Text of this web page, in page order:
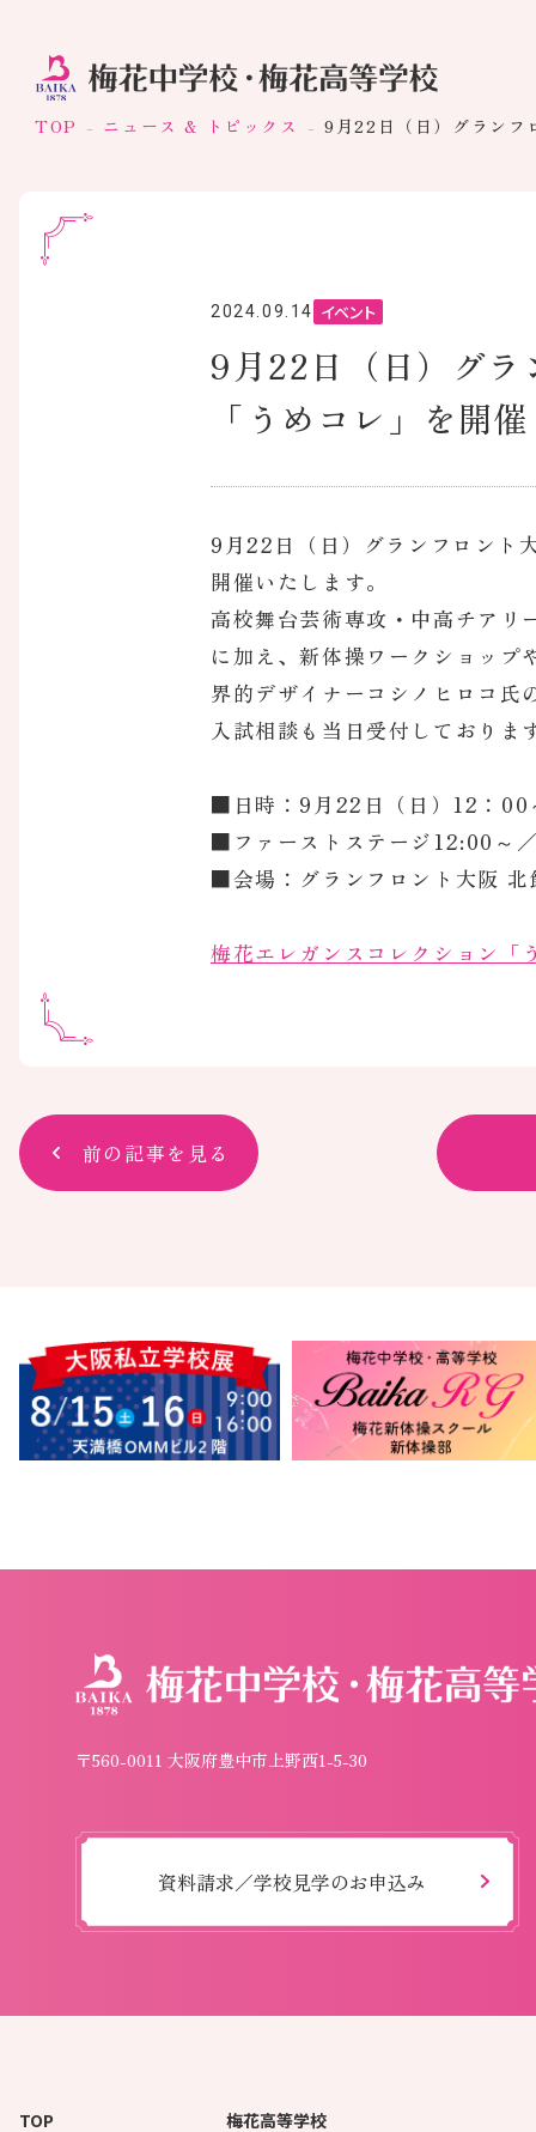
TOP ニュース & トピックス 9月22日（日）グランフ
2024.09.14 イベント
9月22日（日）グラ
「うめコレ」を開
9月22日（日）グランフロント
開催いたします。
高校舞台芸術専攻・中高チアリ
に加え、新体操ワークショッ
界的デザイナーコシノヒロコ氏
入試相談も当日受付しており
■日時：9月22日（日）12：00
■ファーストステージ12:00～
■会場：グランフロント大阪
梅花エレガンスコレクション「
前の記事を見る
〒560-0011 大阪府豊中市上野西1-5-30
資料請求／学校見学のお申込み
TOP
梅花高等学校